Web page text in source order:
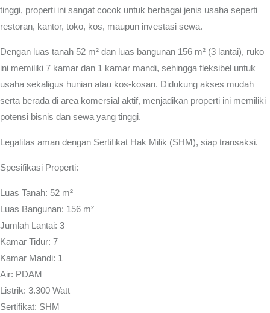
tinggi, properti ini sangat cocok untuk berbagai jenis usaha seperti
restoran, kantor, toko, kos, maupun investasi sewa.
Dengan luas tanah 52 m² dan luas bangunan 156 m² (3 lantai), ruko
ini memiliki 7 kamar dan 1 kamar mandi, sehingga fleksibel untuk
usaha sekaligus hunian atau kos-kosan. Didukung akses mudah
serta berada di area komersial aktif, menjadikan properti ini memiliki
potensi bisnis dan sewa yang tinggi.
Legalitas aman dengan Sertifikat Hak Milik (SHM), siap transaksi.
Spesifikasi Properti:
Luas Tanah: 52 m²
Luas Bangunan: 156 m²
Jumlah Lantai: 3
Kamar Tidur: 7
Kamar Mandi: 1
Air: PDAM
Listrik: 3.300 Watt
Sertifikat: SHM